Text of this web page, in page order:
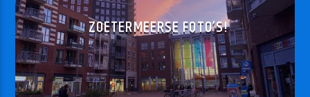
ZOETERMEERSE FOTO’S!